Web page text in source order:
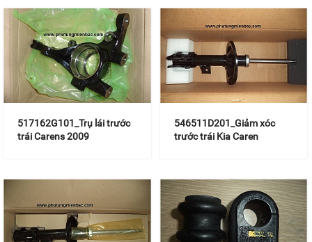
517162G101_Trụ lái trước
trái Carens 2009
546511D201_Giảm xóc
trước trái Kia Caren